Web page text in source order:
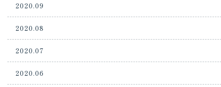
2020.09
2020.08
2020.07
2020.06